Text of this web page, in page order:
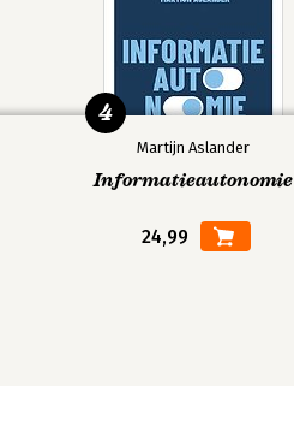
Martijn Aslander
Informatieautonomie
24,99
4